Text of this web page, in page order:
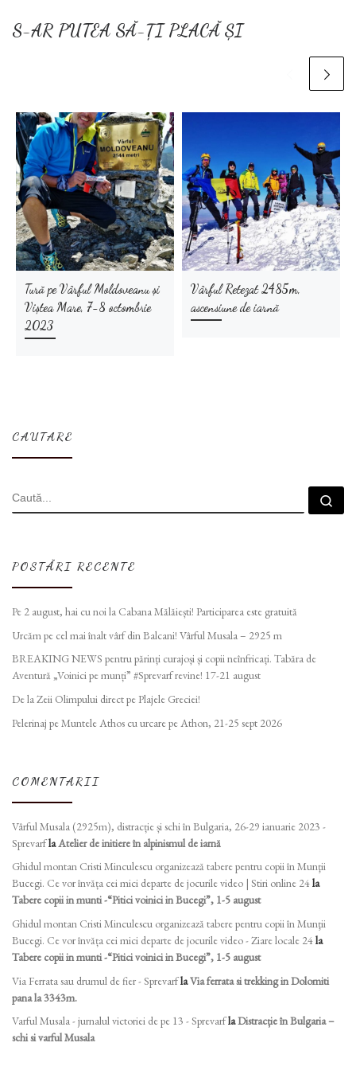
S-AR PUTEA SĂ-ȚI PLACĂ ȘI
Tură pe Vârful Moldoveanu și
Viștea Mare, 7-8 octombrie
2023
Vârful Retezat 2485m,
ascensiune de iarnă
CAUTARE
CĂUTARE
POSTĂRI RECENTE
Pe 2 august, hai cu noi la Cabana Mălăiești! Participarea este gratuită
Urcăm pe cel mai înalt vârf din Balcani! Vârful Musala – 2925 m
BREAKING NEWS pentru părinți curajoși și copii neînfricați. Tabăra de
Aventură „Voinici pe munți” #Sprevarf revine! 17-21 august
De la Zeii Olimpului direct pe Plajele Greciei!
Pelerinaj pe Muntele Athos cu urcare pe Athon, 21-25 sept 2026
COMENTARII
Vârful Musala (2925m), distracție și schi în Bulgaria, 26-29 ianuarie 2023 -
SprevarflaAtelier de initiere în alpinismul de iarnă
Ghidul montan Cristi Minculescu organizează tabere pentru copii în Munţii
Bucegi. Ce vor învăța cei mici departe de jocurile video | Stiri online 24la
Tabere copii in munti -“Pitici voinici in Bucegi”, 1-5 august
Ghidul montan Cristi Minculescu organizează tabere pentru copii în Munţii
Bucegi. Ce vor învăța cei mici departe de jocurile video - Ziare locale 24la
Tabere copii in munti -“Pitici voinici in Bucegi”, 1-5 august
Via Ferrata sau drumul de fier - SprevarflaVia ferrata si trekking in Dolomiti
pana la 3343m.
Varful Musala - jurnalul victoriei de pe 13 - SprevarflaDistracție în Bulgaria –
schi si varful Musala